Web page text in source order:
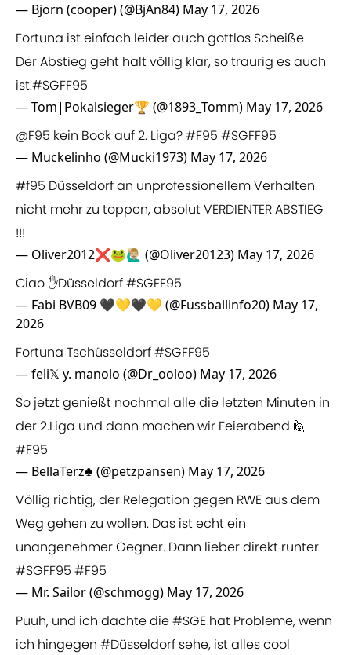
— Björn (cooper) (@BjAn84) May 17, 2026
Fortuna ist einfach leider auch gottlos Scheiße
Der Abstieg geht halt völlig klar, so traurig es auch
ist.#SGFF95
— Tom|Pokalsieger🏆 (@1893_Tomm) May 17, 2026
@F95 kein Bock auf 2. Liga?#F95 #SGFF95
— Muckelinho (@Mucki1973) May 17, 2026
#f95 Düsseldorf an unprofessionellem Verhalten
nicht mehr zu toppen, absolut VERDIENTER ABSTIEG
!!!
— Oliver2012❌🐸🙋🏼‍♂️ (@Oliver20123) May 17, 2026
Ciao ✋Düsseldorf#SGFF95
— Fabi BVB09 🖤💛🖤💛 (@Fussballinfo20) May 17,
2026
Fortuna Tschüsseldorf#SGFF95
— feli𝕏 y. manolo (@Dr_ooloo) May 17, 2026
So jetzt genießt nochmal alle die letzten Minuten in
der 2.Liga und dann machen wir Feierabend 🙋
#F95
— BellaTerz♣️ (@petzpansen) May 17, 2026
Völlig richtig, der Relegation gegen RWE aus dem
Weg gehen zu wollen. Das ist echt ein
unangenehmer Gegner. Dann lieber direkt runter.
#SGFF95 #F95
— Mr. Sailor (@schmogg) May 17, 2026
Puuh, und ich dachte die#SGE hat Probleme, wenn
ich hingegen #Düsseldorf sehe, ist alles cool